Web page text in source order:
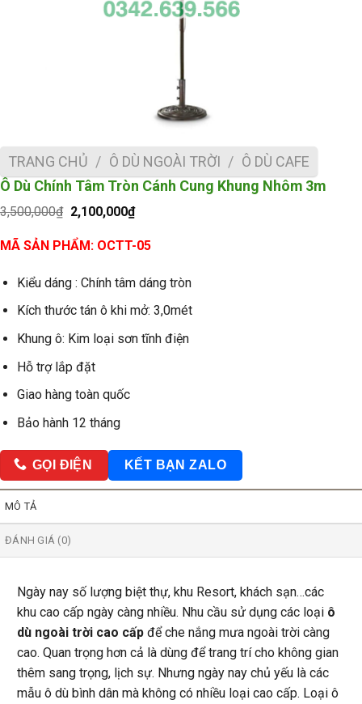
TRANG CHỦ / Ô DÙ NGOÀI TRỜI / Ô DÙ CAFE
Ô Dù Chính Tâm Tròn Cánh Cung Khung Nhôm 3m
3,500,000₫ Giá
là:
3,500,000₫.
2,100,000₫Giá
tại
là:
MÃ SẢN PHẨM: OCTT-05
Kiểu dáng : Chính tâm dáng tròn
Kích thước tán ô khi mở: 3,0mét
Khung ô: Kim loại sơn tĩnh điện
Hỗ trợ lắp đặt
Giao hàng toàn quốc
Bảo hành 12 tháng
GỌI ĐIỆN KẾT BẠN ZALO
MÔ TẢ
ĐÁNH GIÁ (0)
Ngày nay số lượng biệt thự, khu Resort, khách sạn…các
khu cao cấp ngày càng nhiều. Nhu cầu sử dụng các loại ô
dù ngoài trời cao cấp để che nắng mưa ngoài trời càng
cao. Quan trọng hơn cả là dùng để trang trí cho không gian
thêm sang trọng, lịch sự. Nhưng ngày nay chủ yếu là các
mẫu ô dù bình dân mà không có nhiều loại cao cấp. Loại ô